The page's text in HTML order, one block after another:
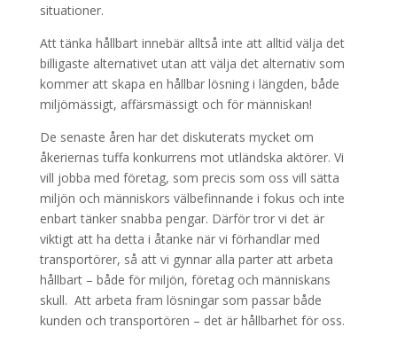
situationer.
Att tänka hållbart innebär alltså inte att alltid välja det
billigaste alternativet utan att välja det alternativ som
kommer att skapa en hållbar lösning i längden, både
miljömässigt, affärsmässigt och för människan!
De senaste åren har det diskuterats mycket om
åkeriernas tuffa konkurrens mot utländska aktörer. Vi
vill jobba med företag, som precis som oss vill sätta
miljön och människors välbefinnande i fokus och inte
enbart tänker snabba pengar. Därför tror vi det är
viktigt att ha detta i åtanke när vi förhandlar med
transportörer, så att vi gynnar alla parter att arbeta
hållbart – både för miljön, företag och människans
skull. Att arbeta fram lösningar som passar både
kunden och transportören – det är hållbarhet för oss.